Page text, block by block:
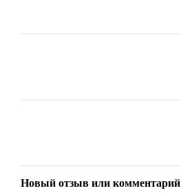
Новый отзыв или комментарий